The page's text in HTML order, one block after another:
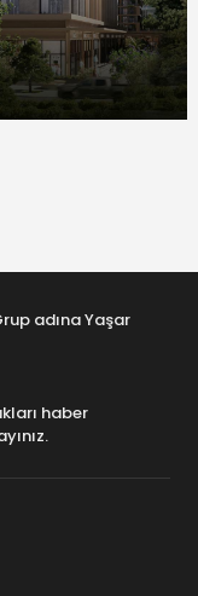
adına Yaşar
haber